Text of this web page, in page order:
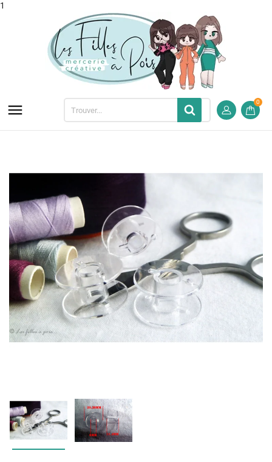
1
 0